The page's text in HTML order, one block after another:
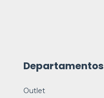
Departamentos
Outlet